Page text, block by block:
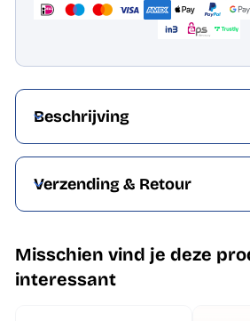
Beschrijving
Verzending & Retour
Misschien vind je deze
interessant